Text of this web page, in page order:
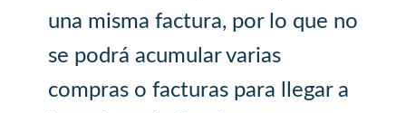
una misma factura, por lo que no
se podrá acumular varias
compras o facturas para llegar a